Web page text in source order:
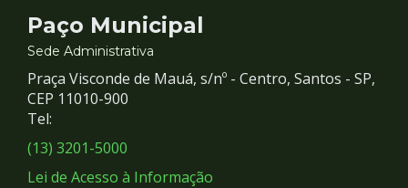
Contato
e
Redes
Sociais
Paço Municipal
Sede Administrativa
Praça Visconde de Mauá, s/nº - Centro, Santos - SP,
CEP 11010-900
Tel:
(13) 3201-5000
Lei de Acesso à Informação